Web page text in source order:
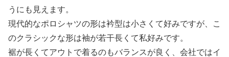
うにも見えます。
現代的なポロシャツの形は衿型は小さくて好みですが、こ
のクラシックな形は袖が若干長くて私好みです。
裾が長くてアウトで着るのもバランスが良く、会社ではイ